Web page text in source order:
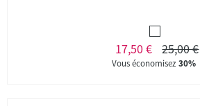
17,50 € 25,00 €
Vous économisez30%